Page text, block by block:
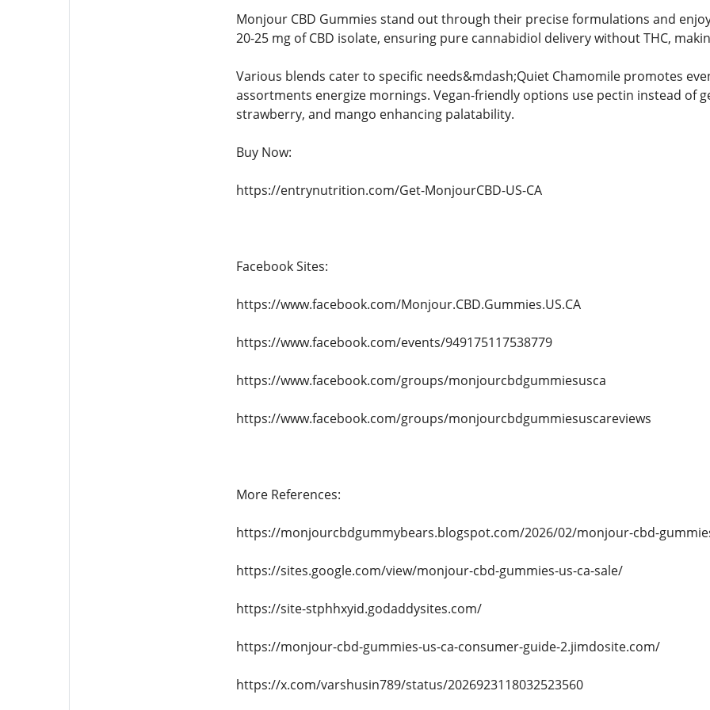
Monjour CBD Gummies stand out through their precise formulations and
20-25 mg of CBD isolate, ensuring pure cannabidiol delivery without THC,
Various blends cater to specific needs&mdash;Quiet Chamomile promotes
assortments energize mornings. Vegan-friendly options use pectin instead of
strawberry, and mango enhancing palatability.
Buy Now:
https://entrynutrition.com/Get-MonjourCBD-US-CA
Facebook Sites:
https://www.facebook.com/Monjour.CBD.Gummies.US.CA
https://www.facebook.com/events/949175117538779
https://www.facebook.com/groups/monjourcbdgummiesusca
https://www.facebook.com/groups/monjourcbdgummiesuscareviews
More References:
https://monjourcbdgummybears.blogspot.com/2026/02/monjour-cbd-
https://sites.google.com/view/monjour-cbd-gummies-us-ca-sale/
https://site-stphhxyid.godaddysites.com/
https://monjour-cbd-gummies-us-ca-consumer-guide-2.jimdosite.com/
https://x.com/varshusin789/status/2026923118032523560